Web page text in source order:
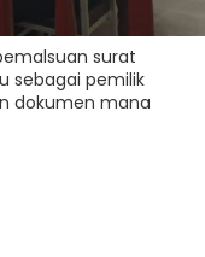
surat
sebagai pemilik
dokumen mana